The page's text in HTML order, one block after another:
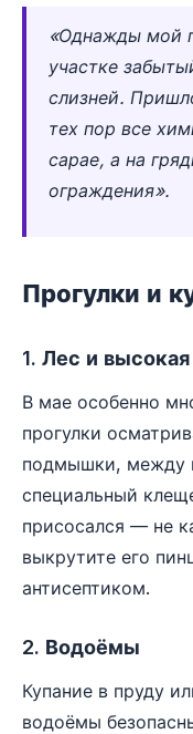
«Однажды мой
участке
слизней.
тех пор все
сарае, а на
ограждения».
Прогулки и
1. Лес и высокая
В мае особенно
прогулки
подмышки, между
специальный
присосался — не
выкрутите его
антисептиком.
2. Водоёмы
Купание в пруду
водоёмы